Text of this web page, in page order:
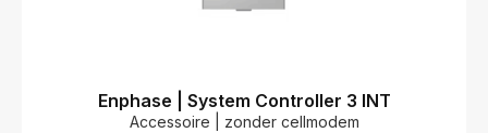
Enphase | System Controller 3 INT
Accessoire | zonder cellmodem